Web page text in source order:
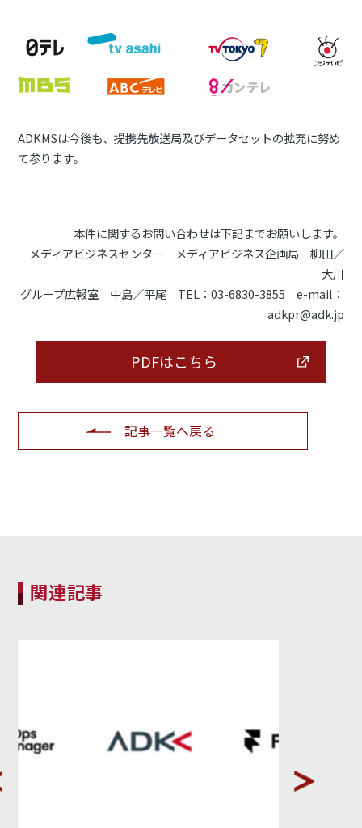
ADKMSは今後も、提携先放送局及びデータセットの拡充に努め
て参ります。
本件に関するお問い合わせは下記までお願いします。
メディアビジネスセンター メディアビジネス企画局 柳田／
大川
グループ広報室 中島／平尾 TEL：03-6830-3855 e-mail：
adkpr@adk.jp
PDFはこちら
記事一覧へ戻る
関連記事